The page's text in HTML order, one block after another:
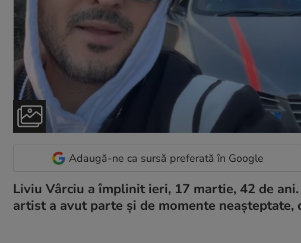
Adaugă-ne ca sursă preferată în Google
Liviu Vârciu a împlinit ieri, 17 martie, 42 de
artist a avut parte și de momente